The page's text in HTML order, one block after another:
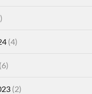
(4)
(6)
(2)